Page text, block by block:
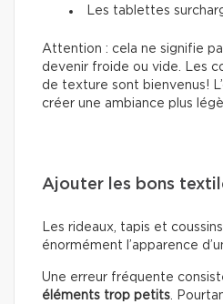
Les tablettes
Attention : cela ne signifie
devenir froide ou vide. Les
de texture sont bienvenus!
créer une ambiance plus
Ajouter les bons
Les rideaux, tapis et
énormément l’apparence
Une erreur fréquente
éléments trop petits.